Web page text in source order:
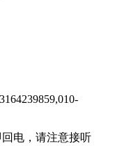
电，请注意接听